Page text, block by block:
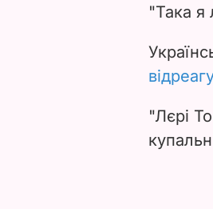
"Така я
"Лєрі